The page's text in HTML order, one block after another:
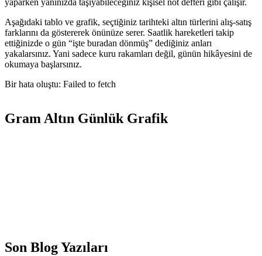
Aşağıdaki tablo ve grafik, seçtiğiniz tarihteki altın türlerini alış-satış
farklarını da göstererek önünüze serer. Saatlik hareketleri takip
ettiğinizde o gün “işte buradan dönmüş” dediğiniz anları
yakalarsınız. Yani sadece kuru rakamları değil, günün hikâyesini de
okumaya başlarsınız.
Bir hata oluştu: Failed to fetch
Gram Altın Günlük Grafik
Son Blog Yazıları